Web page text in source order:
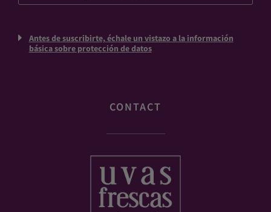
Antes de suscribirte, échale un vistazo a la información
básica sobre protección de datos
CONTACT